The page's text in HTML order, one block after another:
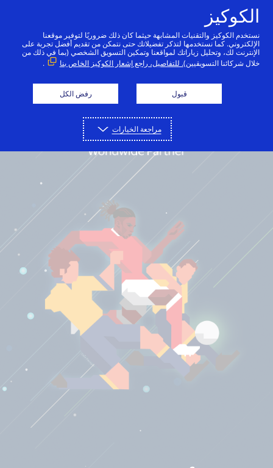
عربي
الكوكيز
نستخدم الكوكيز والتقنيات المشابهة حيثما كان ذلك ضروريًا لتوفير موقعنا
الإلكتروني. كما نستخدمها لتذكر تفضيلاتك حتى نتمكن من تقديم أفضل تجربة على
الإنترنت لك، وتحليل زياراتك لمواقعنا وتمكين التسويق الشخصي (بما في ذلك من
خلال شركائنا التسويقيين). للتفاصيل، راجع إشعار الكوكيز الخاص بنا .
قبول رفض الكل
مراجعة الخيارات